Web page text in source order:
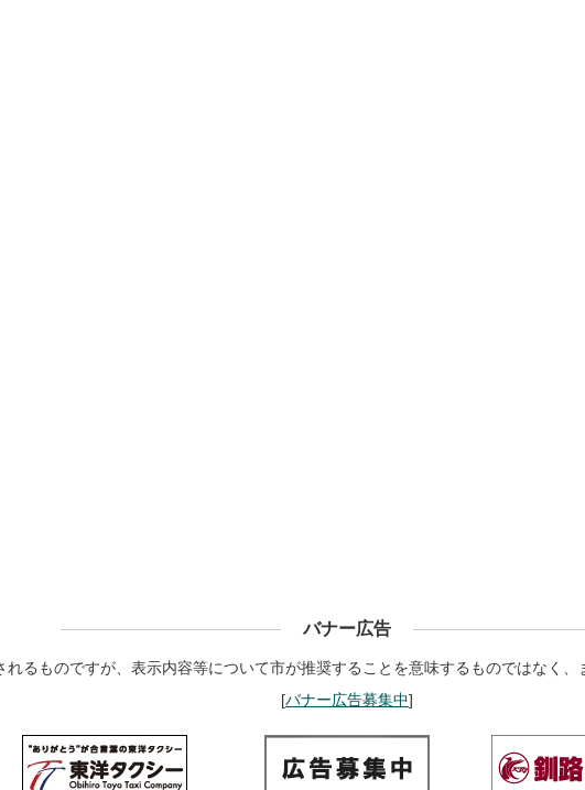
バナー広告
るものですが、表示内容等について市が推奨することを意味するものではなく、
[バナー広告募集中]